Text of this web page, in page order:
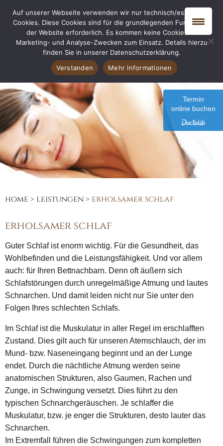
Termin
online buchen
home > leistungen> erholsamer schlaf
erholsamer schlaf
Guter Schlaf ist enorm wichtig. Für die Gesundheit, das
Wohlbefinden und die Leistungsfähigkeit. Und vor allem
auch: für Ihren Bettnachbarn. Denn oft äußern sich
Schlafstörungen durch unregelmäßige Atmung und lautes
Schnarchen. Und damit leiden nicht nur Sie unter den
Folgen Ihres schlechten Schlafs.
Im Schlaf ist die Muskulatur in aller Regel im erschlafften
Zustand. Dies gilt auch für unseren Atemschlauch, der im
Mund- bzw. Naseneingang beginnt und an der Lunge
endet. Durch die nächtliche Atmung werden seine
anatomischen Strukturen, also Gaumen, Rachen und
Zunge, in Schwingung versetzt. Dies führt zu den
typischen Schnarchgeräuschen. Je schlaffer die
Muskulatur, bzw. je enger die Strukturen, desto lauter das
Schnarchen.
Im Extremfall führen die Schwingungen zum kompletten
Auf unserer Webseite verwenden wir nur technisch/essentielle
Cookies. Diese Cookies sind für die grundlegenden Funktionen
der Website erforderlich. Es kommen keine Cookies zu
Marketing- und Analyse-Zwecken zum Einsatz. Details hierzu
finden Sie in unserer Datenschutzerklärung.
Verstanden
Mehr Informationen